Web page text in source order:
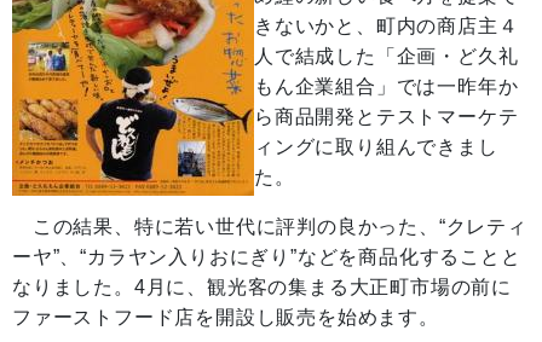
きないかと、町内の商店主４
人で結成した「企画・ど久礼
もん企業組合」では一昨年か
ら商品開発とテストマーケテ
ィングに取り組んできまし
た。
この結果、特に若い世代に評判の良かった、“クレティ
ーヤ”、“カラヤン入りおにぎり”などを商品化することと
なりました。4月に、観光客の集まる大正町市場の前に
ファーストフード店を開設し販売を始めます。